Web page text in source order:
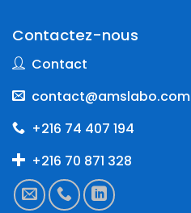
Contactez-nous
Contact
contact@amslabo.com
+216 74 407 194
+216 70 871 328